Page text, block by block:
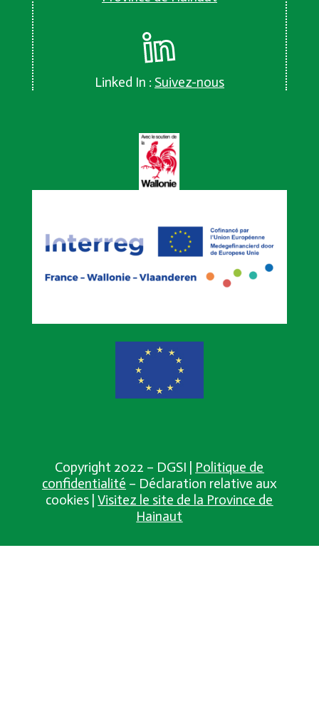
Linked In : Suivez-nous
Copyright 2022 – DGSI | Politique de
confidentialité – Déclaration relative aux
cookies |Visitez le site de la Province de
Hainaut